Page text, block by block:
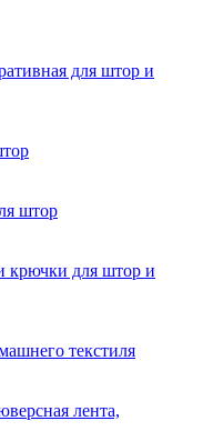
для штор и
штор
крючки для штор и
текстиля
лента,